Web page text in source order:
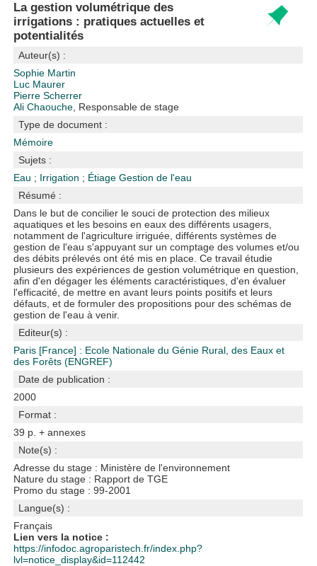
La gestion volumétrique des
irrigations : pratiques actuelles et
potentialités
Auteur(s) :
Sophie Martin
Luc Maurer
Pierre Scherrer
Ali Chaouche , Responsable de stage
Type de document :
Mémoire
Sujets :
Eau ; Irrigation ; ÉtiageGestion de l'eau
Résumé :
Dans le but de concilier le souci de protection des milieux
aquatiques et les besoins en eaux des différents usagers,
notamment de l'agriculture irriguée, différents systèmes de
gestion de l'eau s'appuyant sur un comptage des volumes et/ou
des débits prélevés ont été mis en place. Ce travail étudie
plusieurs des expériences de gestion volumétrique en question,
afin d'en dégager les éléments caractéristiques, d'en évaluer
l'efficacité, de mettre en avant leurs points positifs et leurs
défauts, et de formuler des propositions pour des schémas de
gestion de l'eau à venir.
Editeur(s) :
Paris [France] : Ecole Nationale du Génie Rural, des Eaux et
des Forêts (ENGREF)
Date de publication :
2000
Format :
39 p. + annexes
Note(s) :
Adresse du stage : Ministère de l'environnement
Nature du stage : Rapport de TGE
Promo du stage : 99-2001
Langue(s) :
Français
Lien vers la notice :
https://infodoc.agroparistech.fr/index.php?
lvl=notice_display&id=112442